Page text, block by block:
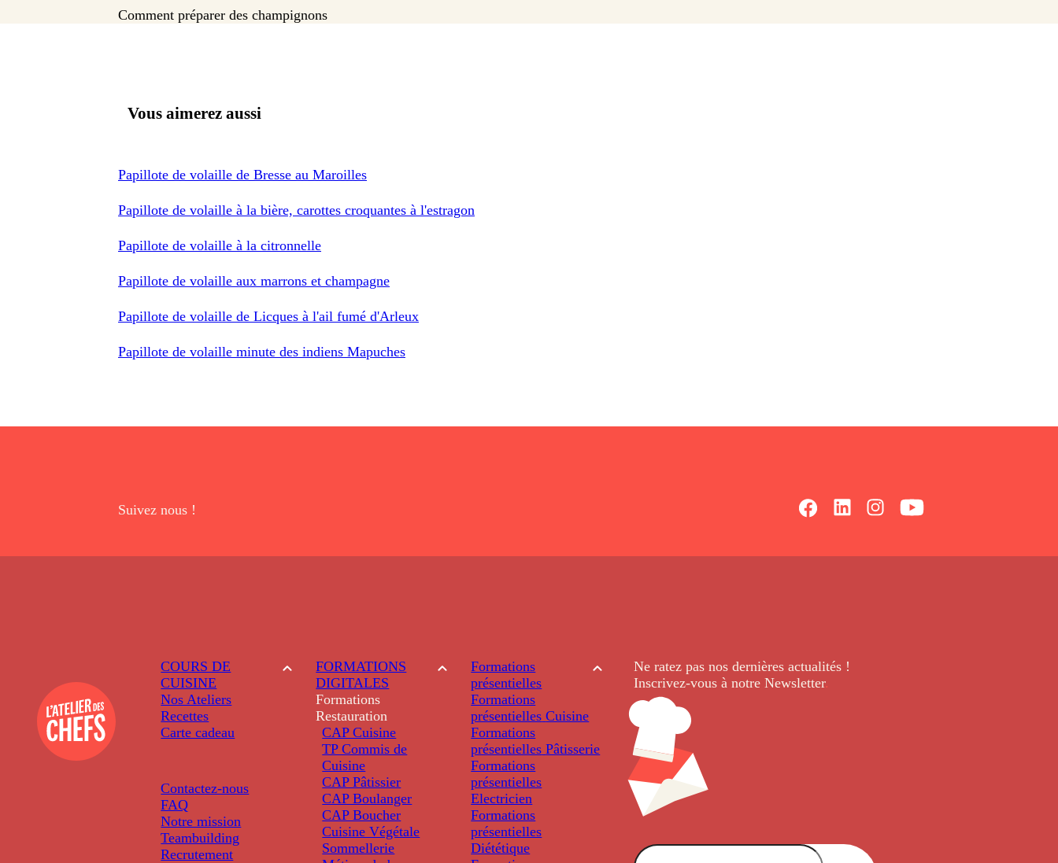
Comment préparer des champignons
Vous aimerez aussi
Papillote de volaille de Bresse au Maroilles
Papillote de volaille à la bière, carottes croquantes à l'estragon
Papillote de volaille à la citronnelle
Papillote de volaille aux marrons et champagne
Papillote de volaille de Licques à l'ail fumé d'Arleux
Papillote de volaille minute des indiens Mapuches
Suivez nous !
COURS DE
CUISINE
Nos Ateliers
Recettes
Carte cadeau
Contactez-nous
FAQ
Notre mission
Teambuilding
Recrutement
FORMATIONS
DIGITALES
Formations
Restauration
CAP Cuisine
TP Commis de
Cuisine
CAP Pâtissier
CAP Boulanger
CAP Boucher
Cuisine Végétale
Sommellerie
Formations
présentielles
Formations
présentielles Cuisine
Formations
présentielles Pâtisserie
Formations
présentielles
Electricien
Formations
présentielles
Diététique
Ne ratez pas nos dernièresactualités !
Inscrivez-vous à notre Newsletter.